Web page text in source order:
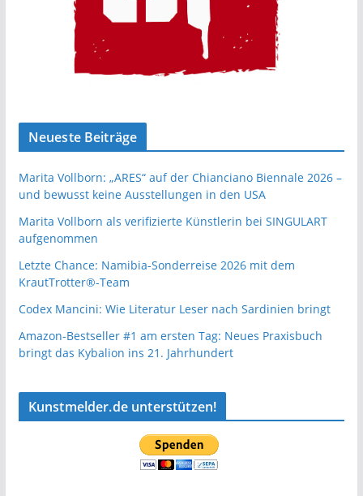
Neueste Beiträge
Marita Vollborn: „ARES“ auf der Chianciano Biennale 2026 –
und bewusst keine Ausstellungen in den USA
Marita Vollborn als verifizierte Künstlerin bei SINGULART
aufgenommen
Letzte Chance: Namibia-Sonderreise 2026 mit dem
KrautTrotter®-Team
Codex Mancini: Wie Literatur Leser nach Sardinien bringt
Amazon-Bestseller #1 am ersten Tag: Neues Praxisbuch
bringt das Kybalion ins 21. Jahrhundert
Kunstmelder.de unterstützen!